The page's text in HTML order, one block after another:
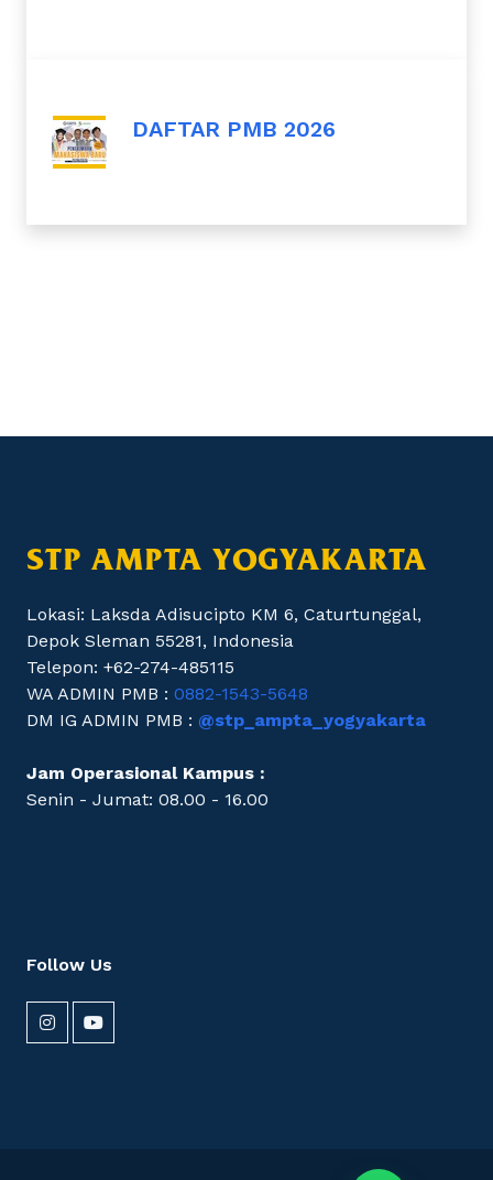
DAFTAR PMB 2026
STP AMPTA YOGYAKARTA
Lokasi: Laksda Adisucipto KM 6, Caturtunggal,
Depok Sleman 55281, Indonesia
Telepon: +62-274-485115
WA ADMIN PMB : 0882-1543-5648
DM IG ADMIN PMB : @stp_ampta_yogyakarta
Jam Operasional Kampus :
Senin - Jumat: 08.00 - 16.00
Follow Us